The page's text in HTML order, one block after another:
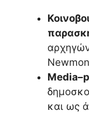
και ως